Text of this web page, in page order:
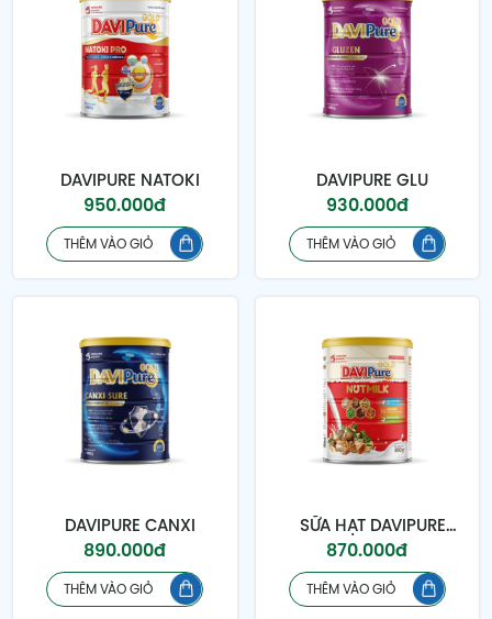
DAVIPURE NATOKI
950.000đ
THÊM VÀO GIỎ
DAVIPURE GLU
930.000đ
THÊM VÀO GIỎ
DAVIPURE CANXI
890.000đ
THÊM VÀO GIỎ
SỮA HẠT DAVIPURE
GOLD NUTMILK
870.000đ
THÊM VÀO GIỎ